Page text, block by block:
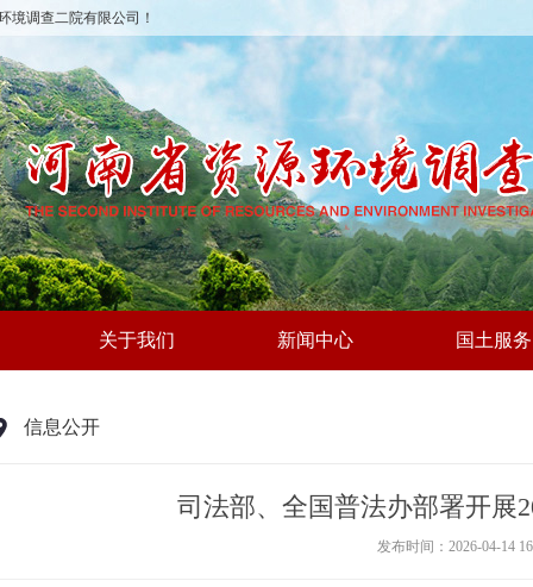
境调查二院有限公司！
关于我们 新闻中心 国土服务
信息公开
司法部、全国普法办部署开展
发布时间：2026-04-14